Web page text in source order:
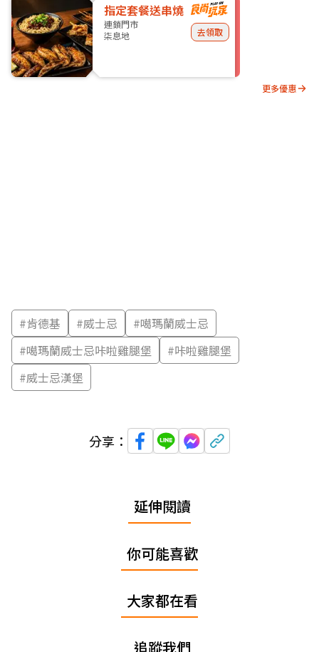
指定套餐送串燒
連鎖門市
柒息地
去領取
更多優惠
#肯德基 #威士忌 #噶瑪蘭威士忌
#噶瑪蘭威士忌咔啦雞腿堡 #咔啦雞腿堡
#威士忌漢堡
分享：
延伸閱讀
你可能喜歡
大家都在看
追蹤我們